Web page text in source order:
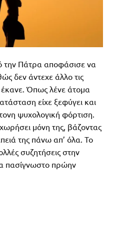
την Πάτρα αποφάσισε να
δεν άντεχε άλλο τις
έκανε. Όπως λένε άτομα
είχε ξεφύγει και
ψυχολογική φόρτιση.
μόνη της, βάζοντας
της πάνω απ’ όλα. Το
συζητήσεις στην
πασίγνωστο πρώην